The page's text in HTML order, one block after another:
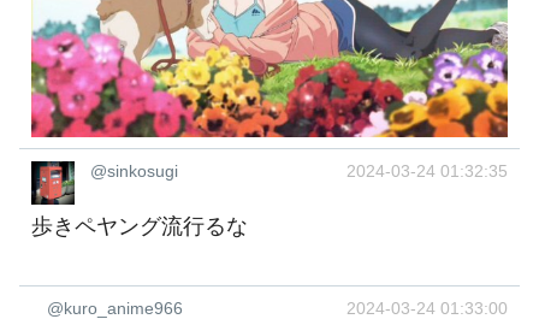
@sinkosugi 2024-03-24 01:32:35
歩きペヤング流行るな
@kuro_anime966 2024-03-24 01:33:00